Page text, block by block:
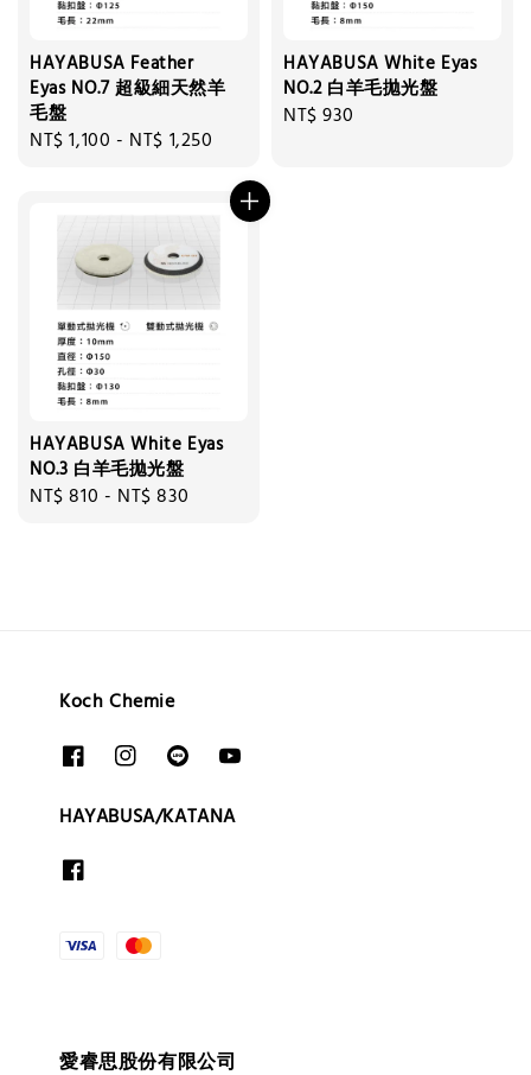
HAYABUSA Feather
Eyas NO.7 超級細天然羊
毛盤
Regular
NT$ 1,100 - NT$ 1,250
HAYABUSA White Eyas
NO.2 白羊毛拋光盤
Regular
NT$ 930
HAYABUSA White Eyas
NO.3 白羊毛拋光盤
Regular
NT$ 810 - NT$ 830
Koch Chemie
HAYABUSA/KATANA
愛睿思股份有限公司